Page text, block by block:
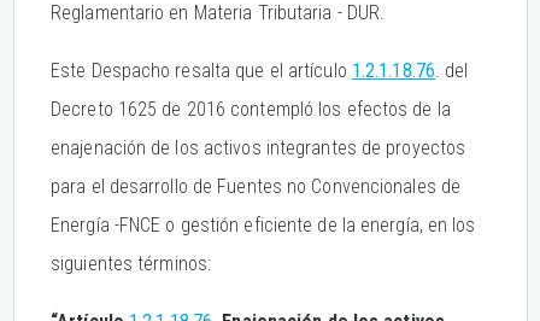
Reglamentario en Materia Tributaria - DUR.
Este Despacho resalta que el artículo 1.2.1.18.76. del
Decreto 1625 de 2016 contempló los efectos de la
enajenación de los activos integrantes de proyectos
para el desarrollo de Fuentes no Convencionales de
Energía -FNCE o gestión eficiente de la energía, en los
siguientes términos: